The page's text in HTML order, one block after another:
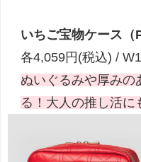
いちご宝物ケース（
各4,059円(税込) /
ぬいぐるみや厚みの
る！大人の推し活